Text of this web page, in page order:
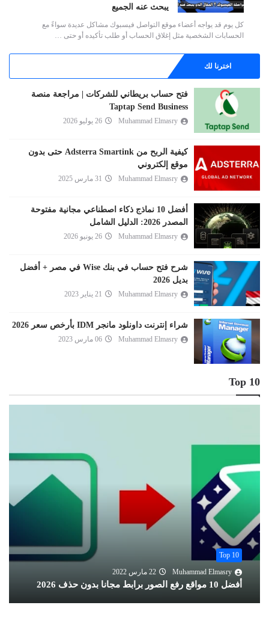
يبحث عنه الجميع
كل يوم قد يواجه أعضاء موقع التواصل فيسبوك مشاكل عديدة سواءً مع
الحسابات الشخصية مثل إغلاق الحساب أو طلب تأكيده أو حتى …
اخترنا لك
فتح حساب بريطاني للشركات | مراجعة منصة
Taptap Send Business
Muhammad Elmasry 26 يوليو 2026
كيفية الربح من Adsterra Smartink حتى بدون
موقع إلكتروني
Muhammad Elmasry 31 مارس 2025
أفضل 10 نماذج ذكاء اصطناعي مجانية مفتوحة
المصدر 2026: الدليل الشامل
Muhammad Elmasry 26 يونيو 2026
شرح فتح حساب في بنك Wise في مصر + أفضل
بديل 2026
Muhammad Elmasry 21 يناير 2023
شراء إنترنت داونلود مانجر IDM بأرخص سعر 2026
Muhammad Elmasry 06 مارس 2023
Top 10
Top 10
Muhammad Elmasry
22 مارس 2022
أفضل 10 مواقع رفع الصور برابط مجانا بدون حذف 2026